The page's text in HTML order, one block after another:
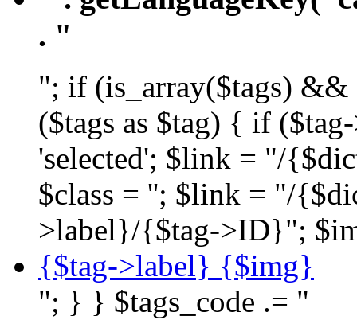
. "
"; if (is_array($tags) &&
($tags as $tag) { if
'selected'; $link = "/
$class = ''; $link = "/
>label}/{$tag->ID}";
{$tag->label} {$img}
"; } } $tags_code .= "